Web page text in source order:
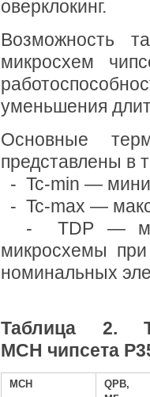
оверклокинг.
Возможность
микросхем
уменьшения
Основные
представлены в
- Tc-min —
- Tc-max —
- TDP —
микросхемы
номинальных
Таблица 2.
MCH чипсета
MCH
QPB,